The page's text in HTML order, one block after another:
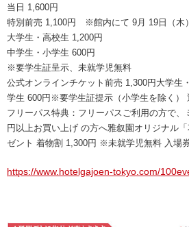
当日 1,600円
特別前売 1,100円 ※館内にて 9月 19日（木
大学生・高校生 1,200円
中学生・小学生 600円
※要学生証呈示、未就学児無料
公式オンラインチケット前売 1,300円大学生
学生 600円※要学生証提示（小学生を除く）
フリーパス特典：フリーパスご利用の方で
円以上お買い上げ の方へ雅叙園オリジナル
ゼント 着物割 1,300円 ※未就学児無料 入場
https://www.hotelgajoen-tokyo.com/